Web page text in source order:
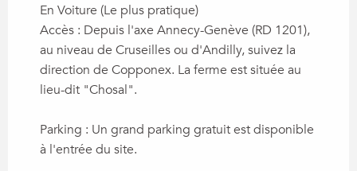
En Voiture (Le plus pratique)
Accès : Depuis l'axe Annecy-Genève (RD 1201),
au niveau de Cruseilles ou d'Andilly, suivez la
direction de Copponex. La ferme est située au
lieu-dit "Chosal".
Parking : Un grand parking gratuit est disponible
à l'entrée du site.